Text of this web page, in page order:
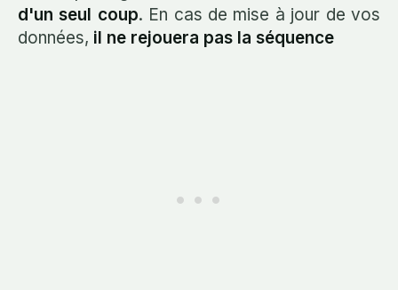
d'un seul coup. En cas de mise à jour de vos
données, il ne rejouera pas la séquence